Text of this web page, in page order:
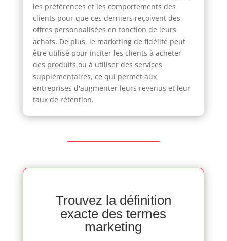
les préférences et les comportements des
clients pour que ces derniers reçoivent des
offres personnalisées en fonction de leurs
achats. De plus, le marketing de fidélité peut
être utilisé pour inciter les clients à acheter
des produits ou à utiliser des services
supplémentaires, ce qui permet aux
entreprises d'augmenter leurs revenus et leur
taux de rétention.
Trouvez la définition
exacte des termes
marketing